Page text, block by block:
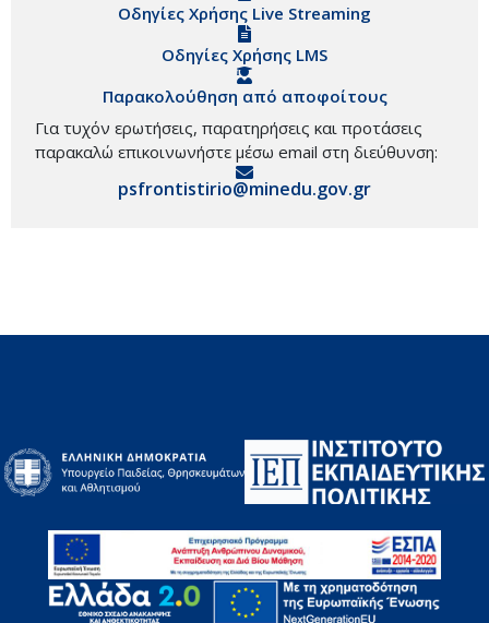
Οδηγίες Χρήσης Live Streaming
Οδηγίες Χρήσης LMS
Παρακολούθηση από αποφοίτους
Για τυχόν ερωτήσεις, παρατηρήσεις και προτάσεις
παρακαλώ επικοινωνήστε μέσω email στη διεύθυνση:
psfrontistirio@minedu.gov.gr